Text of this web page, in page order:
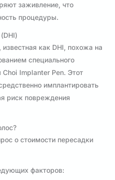
заживление, что
процедуры.
как DHI, похожа на
специального
Implanter Pen. Этот
имплантировать
риск повреждения
о стоимости пересадки
факторов: